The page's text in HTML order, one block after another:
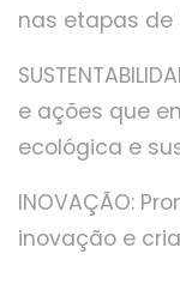
nas etapas de
e ações que
ecológica e
INOVAÇÃO:
inovação e